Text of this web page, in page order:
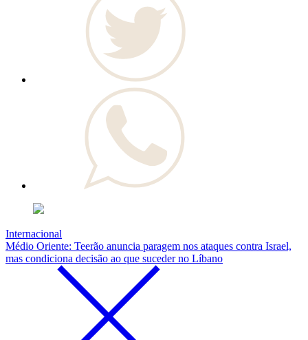
Internacional
Médio Oriente: Teerão anuncia paragem nos ataques contra Israel,
mas condiciona decisão ao que suceder no Líbano